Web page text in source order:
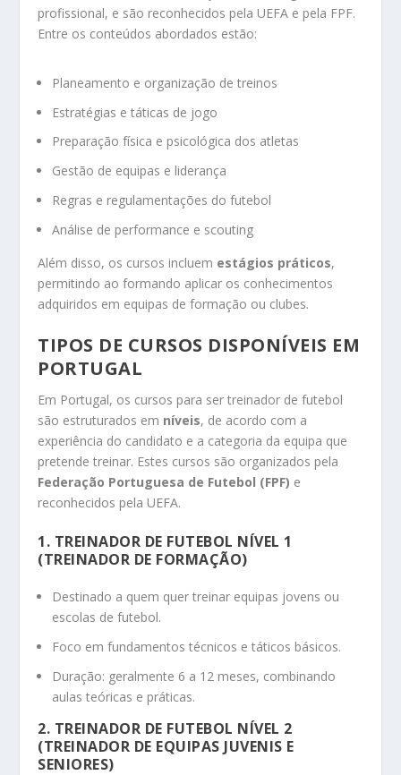
profissional, e são reconhecidos pela UEFA e pela FPF.
Entre os conteúdos abordados estão:
Planeamento e organização de treinos
Estratégias e táticas de jogo
Preparação física e psicológica dos atletas
Gestão de equipas e liderança
Regras e regulamentações do futebol
Análise de performance e scouting
Além disso, os cursos incluem estágios práticos,
permitindo ao formando aplicar os conhecimentos
adquiridos em equipas de formação ou clubes.
TIPOS DE CURSOS DISPONÍVEIS EM
PORTUGAL
Em Portugal, os cursos para ser treinador de futebol
são estruturados em níveis, de acordo com a
experiência do candidato e a categoria da equipa que
pretende treinar. Estes cursos são organizados pela
Federação Portuguesa de Futebol (FPF) e
reconhecidos pela UEFA.
1. TREINADOR DE FUTEBOL NÍVEL 1
(TREINADOR DE FORMAÇÃO)
Destinado a quem quer treinar equipas jovens ou
escolas de futebol.
Foco em fundamentos técnicos e táticos básicos.
Duração: geralmente 6 a 12 meses, combinando
aulas teóricas e práticas.
2. TREINADOR DE FUTEBOL NÍVEL 2
(TREINADOR DE EQUIPAS JUVENIS E
SENIORES)